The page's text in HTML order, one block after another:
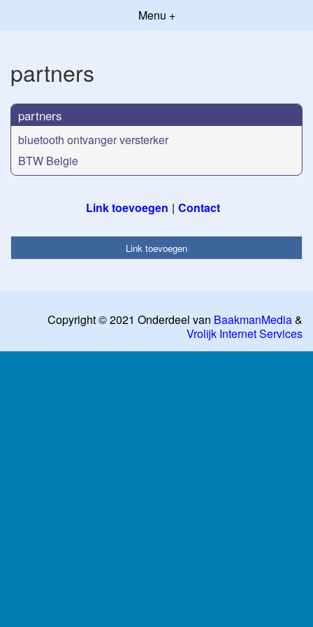
Menu +
partners
partners
bluetooth ontvanger versterker
BTW Belgie
Link toevoegen Contact
Link toevoegen
Copyright © 2021 Onderdeel van BaakmanMedia&
Vrolijk Internet Services